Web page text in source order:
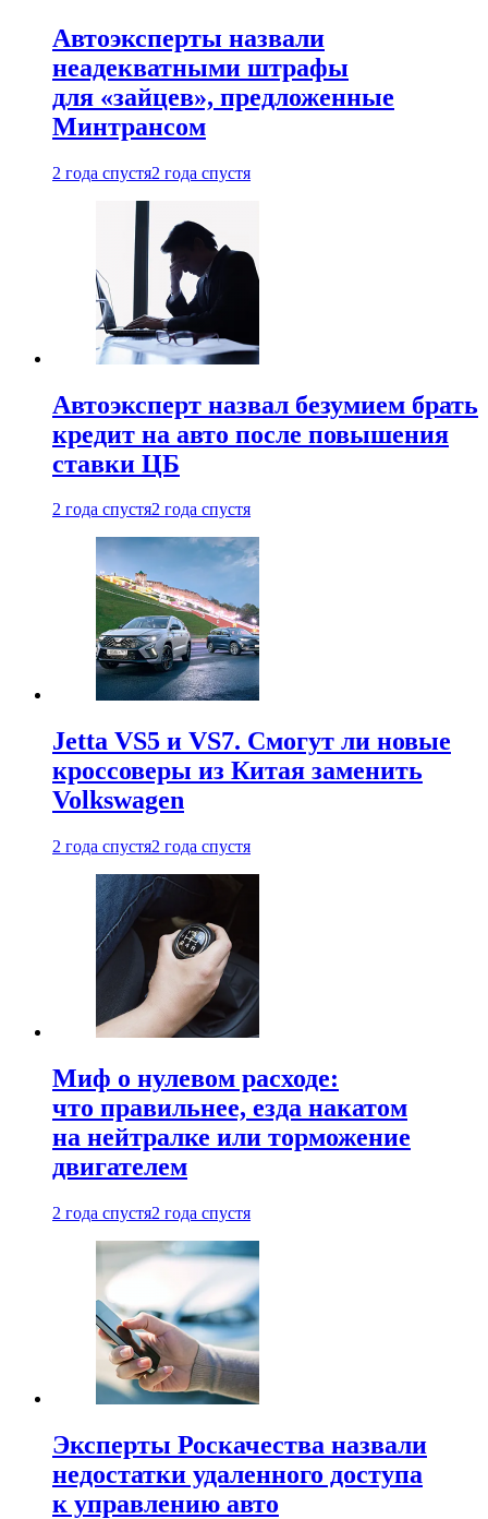
Автоэксперты назвали
неадекватными штрафы
для «зайцев», предложенные
Минтрансом
2 года спустя2 года спустя
Автоэксперт назвал безумием брать
кредит на авто после повышения
ставки ЦБ
2 года спустя2 года спустя
Jetta VS5 и VS7. Смогут ли новые
кроссоверы из Китая заменить
Volkswagen
2 года спустя2 года спустя
Миф о нулевом расходе:
что правильнее, езда накатом
на нейтралке или торможение
двигателем
2 года спустя2 года спустя
Эксперты Роскачества назвали
недостатки удаленного доступа
к управлению авто